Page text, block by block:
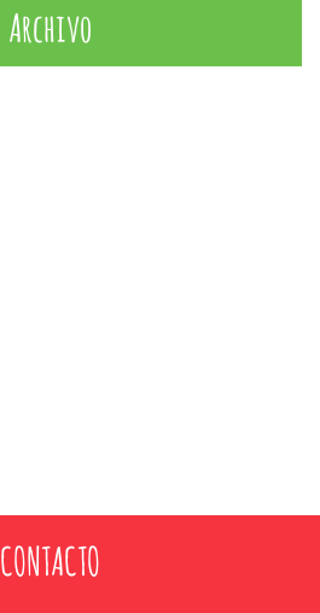
Archivo
CONTACTO